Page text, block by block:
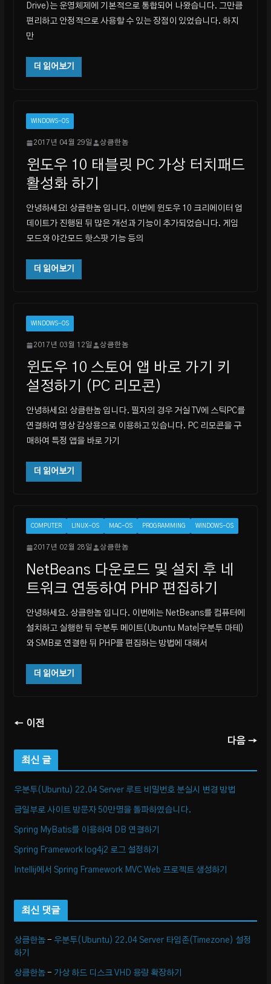
Drive)는 운영체제에 기본적으로 통합되어 나왔습니다. 그만큼
편리하고 안정적으로 사용할 수 있는 장점이 있었습니다. 하지
만
더 읽어보기
WINDOWS-OS
2017년 04월 29일 상큼한놈
윈도우 10 태블릿 PC 가상 터치패드
활성화 하기
안녕하세요! 상큼한놈 입니다. 이번에 윈도우 10 크리에이터 업
데이트가 진행된 뒤 많은 개선과 기능이 추가되었습니다. 게임
모드와 야간모드 핫스팟 기능 등의
더 읽어보기
WINDOWS-OS
2017년 03월 12일 상큼한놈
윈도우 10 스토어 앱 바로 가기 키
설정하기 (PC 리모콘)
안녕하세요! 상큼한놈 입니다. 필자의 경우 거실 TV에 스틱PC를
연결하여 영상 감상용으로 이용하고 있습니다. PC 리모콘을 구
매하여 특정 앱을 바로 가기
더 읽어보기
COMPUTER LINUX-OS MAC-OS PROGRAMMING WINDOWS-OS
2017년 02월 28일 상큼한놈
NetBeans 다운로드 및 설치 후 네
트워크 연동하여 PHP 편집하기
안녕하세요. 상큼한놈 입니다. 이번에는 NetBeans를 컴퓨터에
설치하고 실행한 뒤 우분투 메이트(Ubuntu Mate|우분투 마테)
와 SMB로 연결한 뒤 PHP를 편집하는 방법에 대해서
더 읽어보기
← 이전
다음 →
최신 글
우분투(Ubuntu) 22.04 Server 루트 비밀번호 분실시 변경 방법
금일부로 사이트 방문자 50만명을 돌파하였습니다.
Spring MyBatis를 이용하여 DB 연결하기
Spring Framework log4j2 로그 설정하기
Intellij에서 Spring Framework MVC Web 프로젝트 생성하기
최신 댓글
상큼한놈- 우분투(Ubuntu) 22.04 Server 타임존(Timezone) 설정
하기
상큼한놈- 가상 하드 디스크 VHD 용량 확장하기